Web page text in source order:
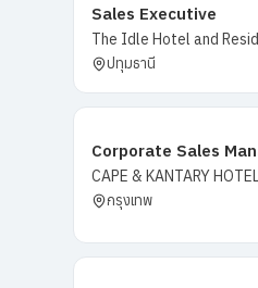
Sales Executive
The Idle Hotel and
ปทุมธานี
Corporate Sales
CAPE & KANTARY
กรุงเทพ